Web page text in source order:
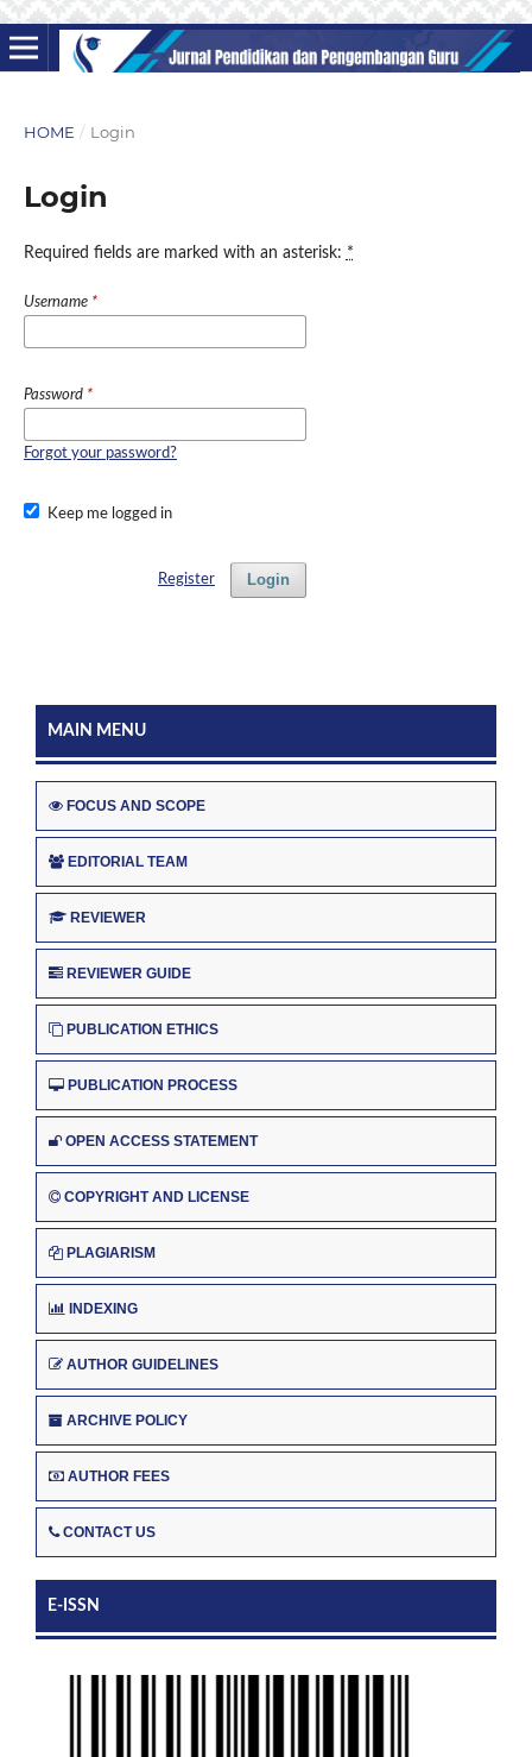
HOME / Login
Login
Required fields are marked with an asterisk: *
Username *
Password *
Forgot your password?
Keep me logged in
Login
Register
MAIN MENU
FOCUS AND SCOPE
EDITORIAL TEAM
REVIEWER
REVIEWER GUIDE
PUBLICATION ETHICS
PUBLICATION PROCESS
OPEN ACCESS STATEMENT
COPYRIGHT AND LICENSE
PLAGIARISM
INDEXING
AUTHOR GUIDELINES
ARCHIVE POLICY
AUTHOR FEES
CONTACT US
E-ISSN